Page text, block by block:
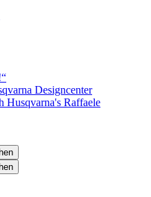
Designcenter
Husqvarna's Raffaele